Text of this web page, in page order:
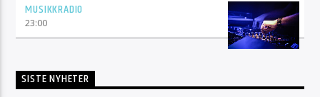
MUSIKKRADIO
23:00
SISTE NYHETER